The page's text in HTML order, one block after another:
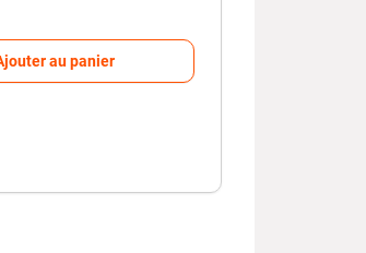
au panier